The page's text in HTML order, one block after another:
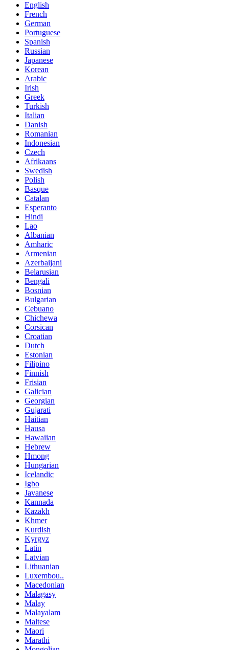
English
French
German
Portuguese
Spanish
Russian
Japanese
Korean
Arabic
Irish
Greek
Turkish
Italian
Danish
Romanian
Indonesian
Czech
Afrikaans
Swedish
Polish
Basque
Catalan
Esperanto
Hindi
Lao
Albanian
Amharic
Armenian
Azerbaijani
Belarusian
Bengali
Bosnian
Bulgarian
Cebuano
Chichewa
Corsican
Croatian
Dutch
Estonian
Filipino
Finnish
Frisian
Galician
Georgian
Gujarati
Haitian
Hausa
Hawaiian
Hebrew
Hmong
Hungarian
Icelandic
Igbo
Javanese
Kannada
Kazakh
Khmer
Kurdish
Kyrgyz
Latin
Latvian
Lithuanian
Luxembou..
Macedonian
Malagasy
Malay
Malayalam
Maltese
Maori
Marathi